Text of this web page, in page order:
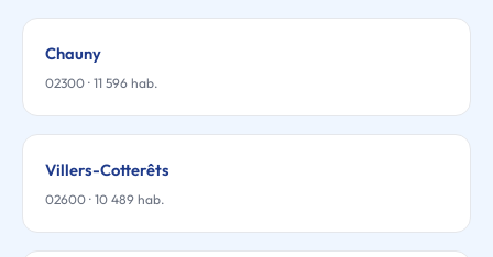
Chauny
02300 · 11 596 hab.
Villers-Cotterêts
02600 · 10 489 hab.